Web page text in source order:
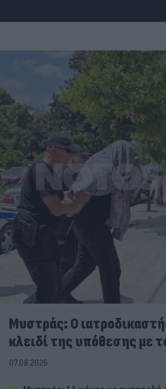
Μυστράς: Ο
κλειδί της υπόθεσης με
07.08.2026